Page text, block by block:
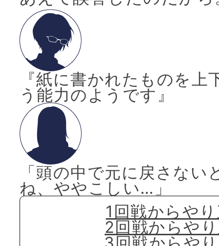
『紙に書かれたものを上
う能力のようです』
「頭の中で元に戻さない
ね、ややこしい…」
1回戦からや
2回戦からや